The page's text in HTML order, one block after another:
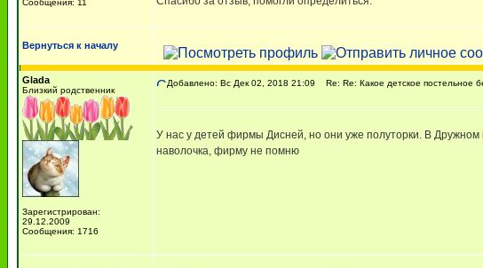
Сообщения: 11
Вернуться к началу
Glada
Близкий родственник
Зарегистрирован:
29.12.2009
Сообщения: 1716
Добавлено: Вс Дек 02, 2018 21:09 Re: Re: Какое детское постельное
У нас у детей фирмы Дисней, но они уже полуторки. В Дружном
наволочка, фирму не помню